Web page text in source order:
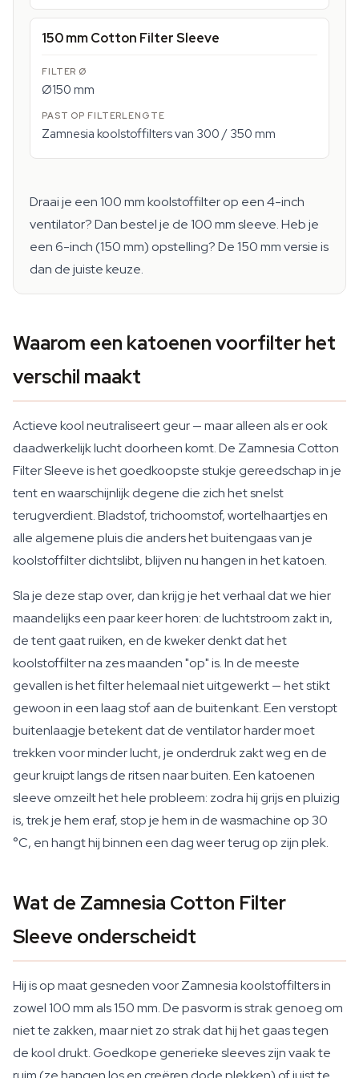
150 mm Cotton Filter Sleeve
Ø150 mm
Zamnesia koolstoffilters van 300 / 350 mm
Draai je een 100 mm koolstoffilter op een 4-inch
ventilator? Dan bestel je de 100 mm sleeve. Heb je
een 6-inch (150 mm) opstelling? De 150 mm versie is
dan de juiste keuze.
Waarom een katoenen voorfilter het
verschil maakt
Actieve kool neutraliseert geur — maar alleen als er ook
daadwerkelijk lucht doorheen komt. De Zamnesia Cotton
Filter Sleeve is het goedkoopste stukje gereedschap in je
tent en waarschijnlijk degene die zich het snelst
terugverdient. Bladstof, trichoomstof, wortelhaartjes en
alle algemene pluis die anders het buitengaas van je
koolstoffilter dichtslibt, blijven nu hangen in het katoen.
Sla je deze stap over, dan krijg je het verhaal dat we hier
maandelijks een paar keer horen: de luchtstroom zakt in,
de tent gaat ruiken, en de kweker denkt dat het
koolstoffilter na zes maanden "op" is. In de meeste
gevallen is het filter helemaal niet uitgewerkt — het stikt
gewoon in een laag stof aan de buitenkant. Een verstopt
buitenlaagje betekent dat de ventilator harder moet
trekken voor minder lucht, je onderdruk zakt weg en de
geur kruipt langs de ritsen naar buiten. Een katoenen
sleeve omzeilt het hele probleem: zodra hij grijs en pluizig
is, trek je hem eraf, stop je hem in de wasmachine op 30
°C, en hangt hij binnen een dag weer terug op zijn plek.
Wat de Zamnesia Cotton Filter
Sleeve onderscheidt
Hij is op maat gesneden voor Zamnesia koolstoffilters in
zowel 100 mm als 150 mm. De pasvorm is strak genoeg om
niet te zakken, maar niet zo strak dat hij het gaas tegen
de kool drukt. Goedkope generieke sleeves zijn vaak te